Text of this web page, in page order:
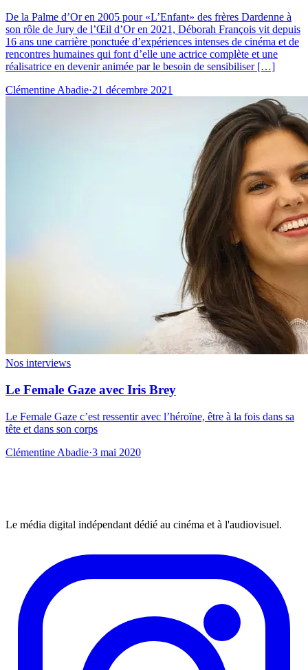
De la Palme d’Or en 2005 pour «L’Enfant» des frères Dardenne à
son rôle de Jury de l’Œil d’Or en 2021, Déborah François vit depuis
16 ans une carrière ponctuée d’expériences intenses de cinéma et de
rencontres humaines qui font d’elle une actrice complète et une
réalisatrice en devenir animée par le besoin de sensibiliser […]
Clémentine Abadie·21 décembre 2021
Nos interviews
Le Female Gaze avec Iris Brey
Le Female Gaze c’est ressentir avec l’héroïne, être à la fois dans sa
tête et dans son corps
Clémentine Abadie·3 mai 2020
Le média digital indépendant dédié au cinéma et à l'audiovisuel.